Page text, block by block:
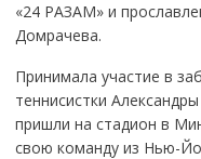
«24 РАЗАМ» и
Домрачева.
Принимала участие в
теннисистки
пришли на стадион в
свою команду из Нью-